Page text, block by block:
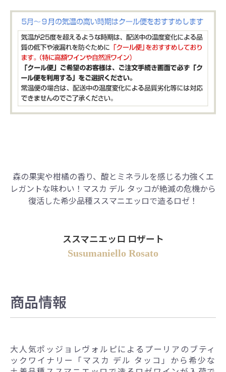
森の果実や柑橘の香り、酸とミネラルを感じる力強くエ
レガントな味わい！ マスカ デル タッコが絶滅の危機から
復活した希少品種ススマニエッロで造るロゼ！
ススマニエッロ ロザート
Susumaniello Rosato
商品情報
大人気ポッジョレヴォルピによるプーリアのブティ
ックワイナリー「マスカ デル タッコ」から希少な